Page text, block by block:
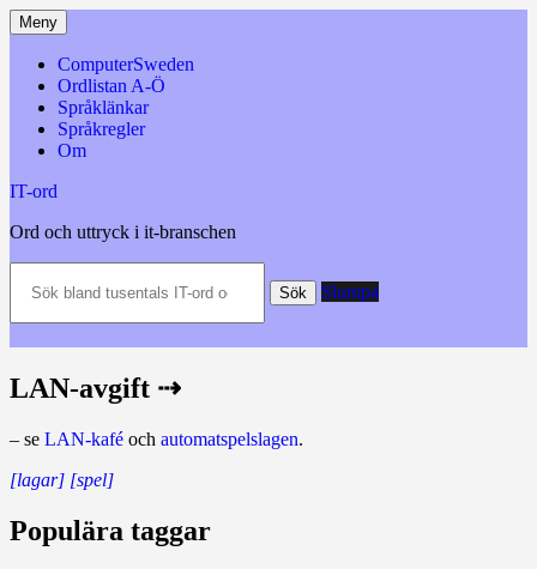
Hoppa
till
innehåll
Meny
ComputerSweden
Ordlistan A-Ö
Språklänkar
Språkregler
Om
IT-ord
Ord och uttryck i it-branschen
bland
och
datatermer
Sök Slumpa
LAN-avgift ⇢
– se LAN-kafé och automat­spels­lagen.
[lagar] [spel]
Populära taggar